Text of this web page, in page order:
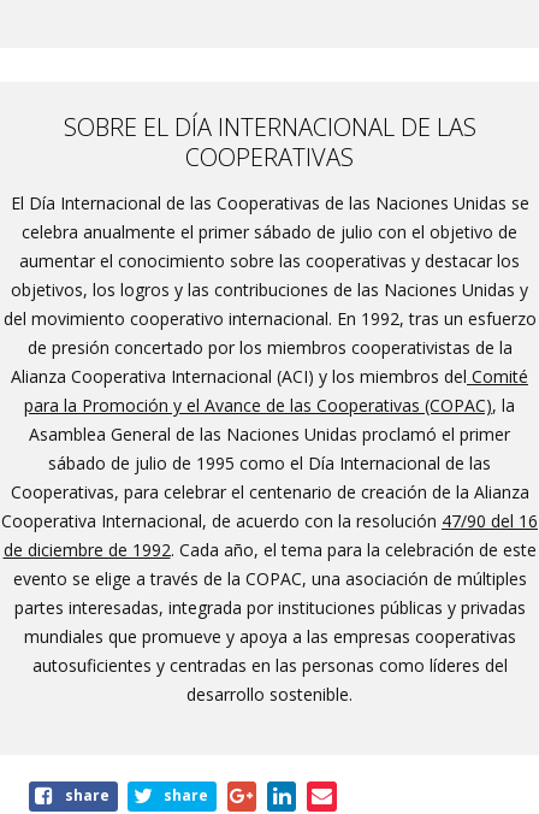
SOBRE EL DÍA INTERNACIONAL DE LAS
COOPERATIVAS
El Día Internacional de las Cooperativas de las Naciones Unidas se
celebra anualmente el primer sábado de julio con el objetivo de
aumentar el conocimiento sobre las cooperativas y destacar los
objetivos, los logros y las contribuciones de las Naciones Unidas y
del movimiento cooperativo internacional. En 1992, tras un esfuerzo
de presión concertado por los miembros cooperativistas de la
Alianza Cooperativa Internacional (ACI) y los miembros del Comité
para la Promoción y el Avance de las Cooperativas (COPAC), la
Asamblea General de las Naciones Unidas proclamó el primer
sábado de julio de 1995 como el Día Internacional de las
Cooperativas, para celebrar el centenario de creación de la Alianza
Cooperativa Internacional, de acuerdo con la resolución 47/90 del 16
de diciembre de 1992. Cada año, el tema para la celebración de este
evento se elige a través de la COPAC, una asociación de múltiples
partes interesadas, integrada por instituciones públicas y privadas
mundiales que promueve y apoya a las empresas cooperativas
autosuficientes y centradas en las personas como líderes del
desarrollo sostenible.
Shareshare share